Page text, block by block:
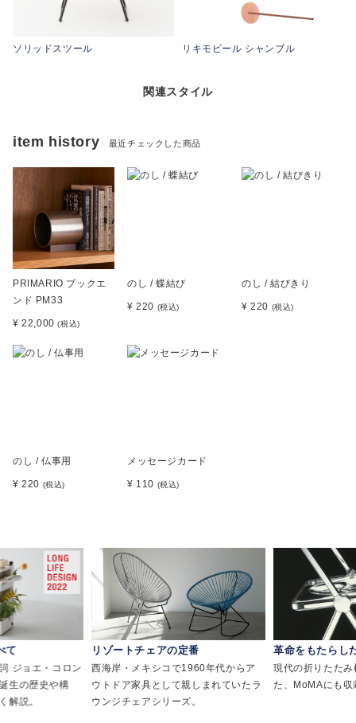
ソリッドスツール リキモビール シャンブル
関連スタイル
item history 最近チェックした商品
PRIMARIO ブックエ
ンド PM33
¥ 22,000(税込)
のし / 蝶結び
¥ 220 (税込)
のし / 結びきり
¥ 220 (税込)
のし / 仏事用
¥ 220 (税込)
メッセージカード
¥ 110 (税込)
て
ジョエ・コロン
生の歴史や構
解説。
リゾートチェアの定番
西海岸・メキシコで1960年代からア
ウトドア家具として親しまれていたラ
ウンジチェアシリーズ。
革命をもたらし
現代の折りたた
た、MoMAにも収